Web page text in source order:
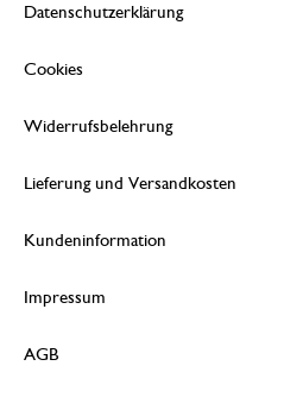
Datenschutzerklärung
Cookies
Widerrufsbelehrung
Lieferung und Versandkosten
Kundeninformation
Impressum
AGB